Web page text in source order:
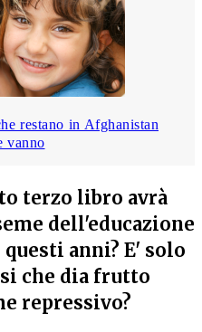
restano in Afghanistan
vanno
terzo libro avrà
dell'educazione
anni? E' solo
che dia frutto
repressivo?